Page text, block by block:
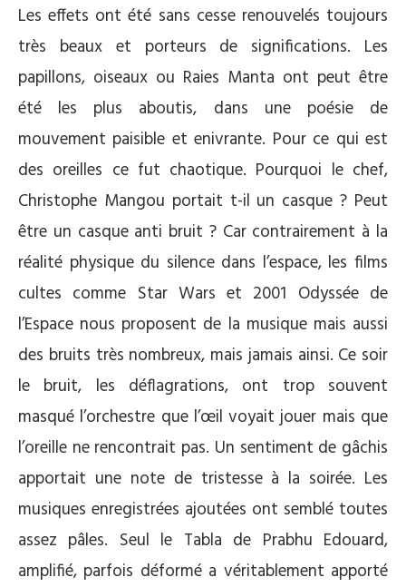
Les effets ont été sans cesse renouvelés toujours
très beaux et porteurs de significations. Les
papillons, oiseaux ou Raies Manta ont peut être
été les plus aboutis, dans une poésie de
mouvement paisible et enivrante. Pour ce qui est
des oreilles ce fut chaotique. Pourquoi le chef,
Christophe Mangou portait t-il un casque ? Peut
être un casque anti bruit ? Car contrairement à la
réalité physique du silence dans l’espace, les films
cultes comme Star Wars et 2001 Odyssée de
l’Espace nous proposent de la musique mais aussi
des bruits très nombreux, mais jamais ainsi. Ce soir
le bruit, les déflagrations, ont trop souvent
masqué l’orchestre que l’œil voyait jouer mais que
l’oreille ne rencontrait pas. Un sentiment de gâchis
apportait une note de tristesse à la soirée. Les
musiques enregistrées ajoutées ont semblé toutes
assez pâles. Seul le Tabla de Prabhu Edouard,
amplifié, parfois déformé a véritablement apporté